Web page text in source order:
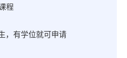
程
，有学位就可申请